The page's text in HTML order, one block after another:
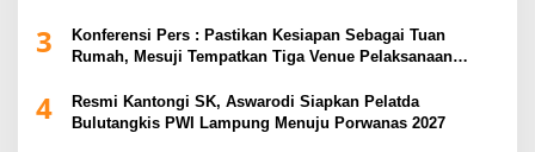
3
Konferensi Pers : Pastikan Kesiapan Sebagai Tuan
Rumah, Mesuji Tempatkan Tiga Venue Pelaksanaan
4
Resmi Kantongi SK, Aswarodi Siapkan Pelatda
Bulutangkis PWI Lampung Menuju Porwanas 2027